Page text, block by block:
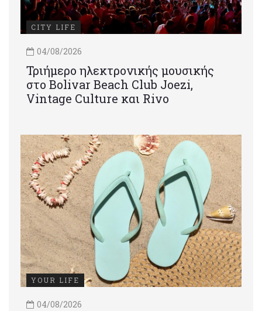
CITY LIFE
04/08/2026
Τριήμερο ηλεκτρονικής μουσικής
στο Bolivar Beach Club Joezi,
Vintage Culture και Rivo
YOUR LIFE
04/08/2026